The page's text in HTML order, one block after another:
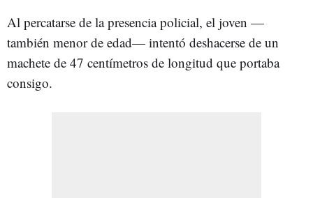
Al percatarse de la presencia policial, el joven —
también menor de edad— intentó deshacerse de un
machete de 47 centímetros de longitud que portaba
consigo.